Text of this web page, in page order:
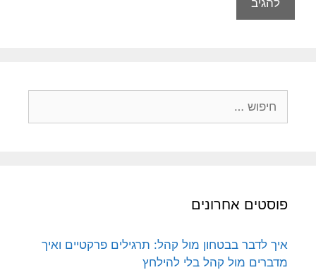
פוסטים אחרונים
איך לדבר בבטחון מול קהל: תרגילים פרקטיים ואיך
מדברים מול קהל בלי להילחץ